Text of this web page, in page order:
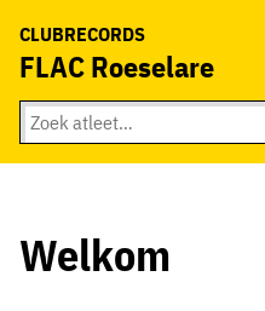
CLUBRECORDS
FLAC Roeselare
Welkom